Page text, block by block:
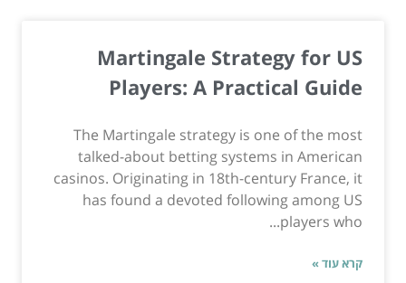
Martingale Strategy for US
Players: A Practical Guide
The Martingale strategy is one of the most
talked-about betting systems in American
casinos. Originating in 18th-century France, it
has found a devoted following among US
players who...
קרא עוד »